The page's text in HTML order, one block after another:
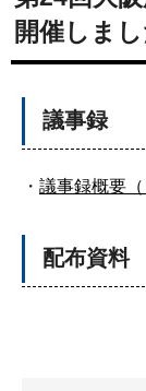
開催しま
議事録
・ 議事録概要（
配布資料